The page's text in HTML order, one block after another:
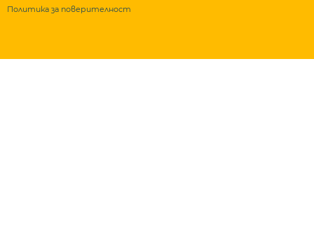
Политика за поверителност